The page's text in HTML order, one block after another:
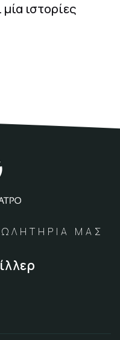
ιστορίες
ΜΑΣ